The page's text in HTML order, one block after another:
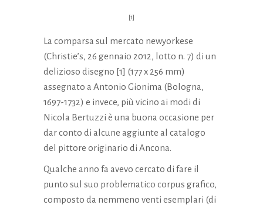
[1]
La comparsa sul mercato newyorkese
(Christie’s, 26 gennaio 2012, lotto n. 7) di un
delizioso disegno [1] (177 x 256 mm)
assegnato a Antonio Gionima (Bologna,
1697-1732) e invece, più vicino ai modi di
Nicola Bertuzzi è una buona occasione per
dar conto di alcune aggiunte al catalogo
del pittore originario di Ancona.
Qualche anno fa avevo cercato di fare il
punto sul suo problematico corpus grafico,
composto da nemmeno venti esemplari (di